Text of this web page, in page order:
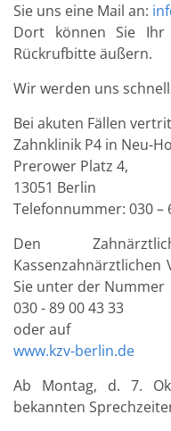
Sie uns eine Mail an:
Dort können Sie Ihr
Rückrufbitte äußern.
Wir werden uns
Bei akuten Fällen
Zahnklinik P4 in Neu-
Prerower Platz 4,
13051 Berlin
Telefonnummer: 030 –
Den
Sie unter der Nummer
030 - 89 00 43 33
oder auf
www.kzv-berlin.de
Ab Montag, d. 7.
bekannten